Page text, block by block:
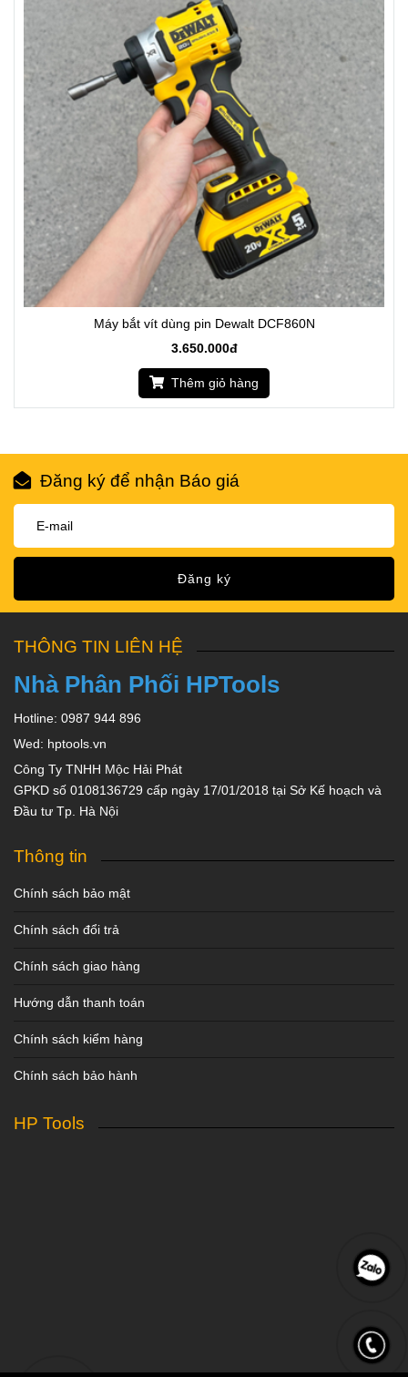
Máy bắt vít dùng pin Dewalt DCF860N
3.650.000đ
Thêm giỏ hàng
Đăng ký để nhận Báo giá
Đăng ký
THÔNG TIN LIÊN HỆ
Nhà Phân Phối HPTools
Hotline: 0987 944 896
Wed: hptools.vn
Công Ty TNHH Mộc Hải Phát
GPKD số 0108136729 cấp ngày 17/01/2018 tại Sở Kế hoạch và
Đầu tư Tp. Hà Nội
Thông tin
Chính sách bảo mật
Chính sách đổi trả
Chính sách giao hàng
Hướng dẫn thanh toán
Chính sách kiểm hàng
Chính sách bảo hành
HP Tools